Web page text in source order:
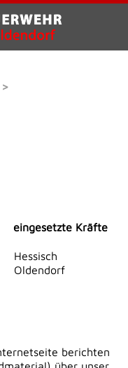
>
eingesetzte Kräfte
Hessisch
Oldendorf
berichten